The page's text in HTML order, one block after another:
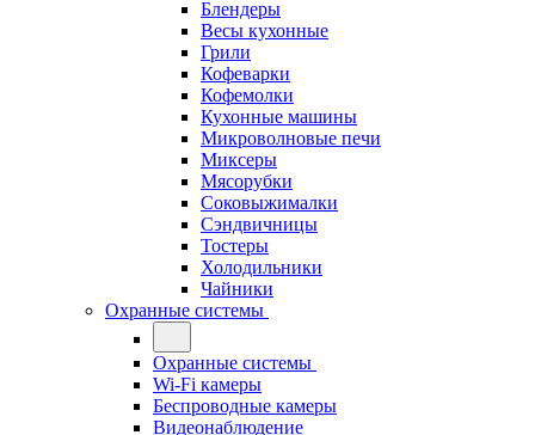
Блендеры
Весы кухонные
Грили
Кофеварки
Кофемолки
Кухонные машины
Микроволновые печи
Миксеры
Мясорубки
Соковыжималки
Сэндвичницы
Тостеры
Холодильники
Чайники
Охранные системы
Охранные системы
Wi-Fi камеры
Беспроводные камеры
Видеонаблюдение